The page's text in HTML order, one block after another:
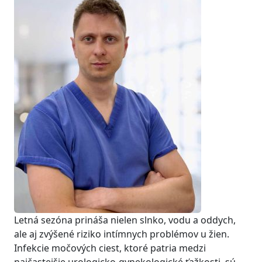
Letná sezóna prináša nielen slnko, vodu a oddych,
ale aj zvýšené riziko intímnych problémov u žien.
Infekcie močových ciest, ktoré patria medzi